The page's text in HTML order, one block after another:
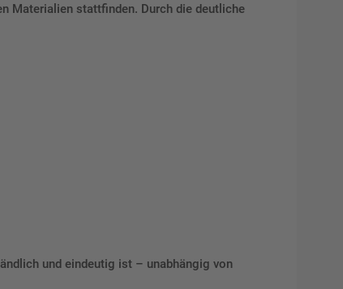
Materialien stattfinden. Durch die deutliche
und eindeutig ist – unabhängig von